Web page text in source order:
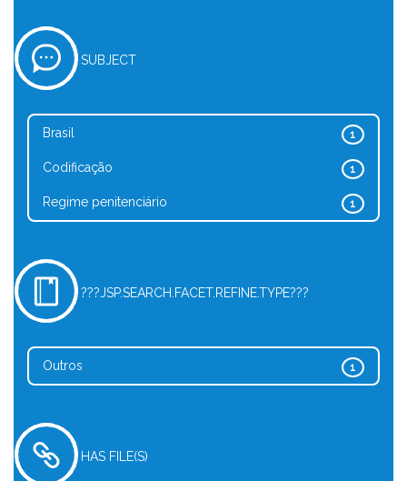
SUBJECT
1
Brasil
1
Codificação
1
Regime penitenciário
???JSP.SEARCH.FACET.REFINE.TYPE???
1
Outros
HAS FILE(S)